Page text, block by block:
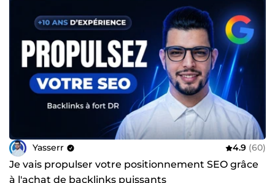
Yasserr 4.9 (60)
Je vais propulser votre positionnement SEO grâce
à l'achat de backlinks puissants